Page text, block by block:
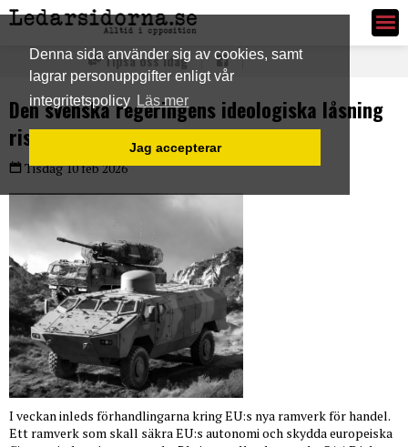
Denna sida använder sig av cookies, samt
lagrar personuppgifter enligt vår
integritetspolicy Läs mer
Jag accepterar
Ledarsidorna.se
Tipsa oss idag
Den svenska regeringens ideologiska låsning
riskerar EU:s strategiska autonomi
Tisdag 10 feb 2026
I veckan inleds förhandlingarna kring EU:s nya ramverk för handel.
Ett ramverk som skall säkra EU:s autonomi och skydda europeiska